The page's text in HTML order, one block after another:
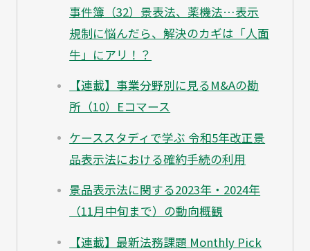
事件簿（32）景表法、薬機法…表示
規制に悩んだら、解決のカギは「人面
牛」にアリ！？
【連載】事業分野別に見るM&Aの勘
所（10）Eコマース
ケーススタディで学ぶ 令和5年改正景
品表示法における確約手続の利用
景品表示法に関する2023年・2024年
（11月中旬まで）の動向概観
【連載】最新法務課題 Monthly Pick